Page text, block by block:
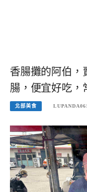
香腸攤的阿伯，
腸，便宜好吃，
北部美食